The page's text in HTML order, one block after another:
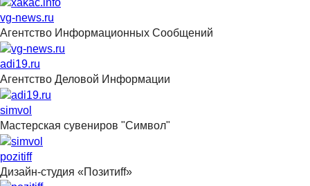
vg-news.ru
Агентство Информационных Сообщений
adi19.ru
Агентство Деловой Информации
simvol
Мастерская сувениров "Символ"
pozitiff
Дизайн-студия «Позитиff»